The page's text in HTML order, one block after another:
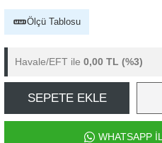
Ölçü Tablosu
Havale/EFT ile 0,00 TL (%3)
SEPETE EKLE
WHATSAPP